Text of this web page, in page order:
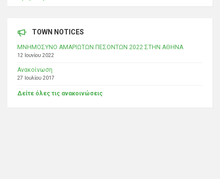
TOWN NOTICES
ΜΝΗΜΟΣΥΝΟ ΑΜΑΡΙΩΤΩΝ ΠΕΣΟΝΤΩΝ 2022 ΣΤΗΝ ΑΘΗΝΑ
12 Ιουνίου 2022
Ανακοίνωση
27 Ιουλίου 2017
Δείτε όλες τις ανακοινώσεις